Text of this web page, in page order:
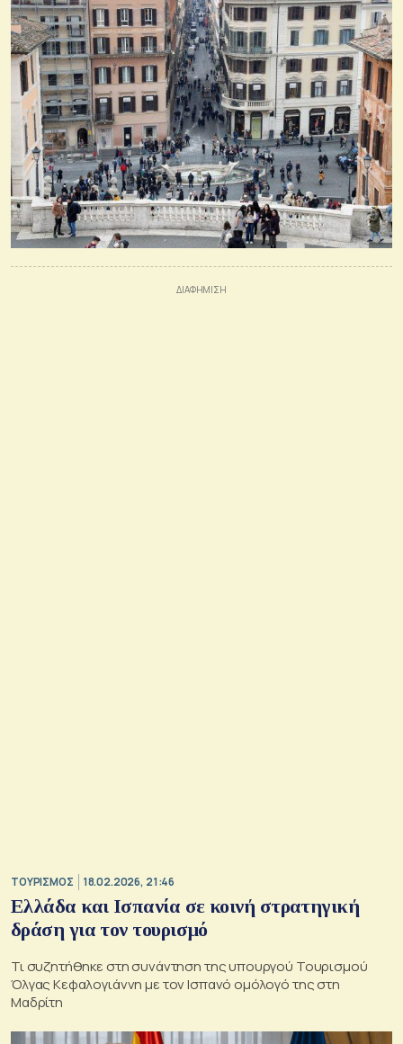
ΤΟΥΡΙΣΜΟΣ 18.02.2026, 21:46
Ελλάδα και Ισπανία σε κοινή στρατηγική
δράση για τον τουρισμό
Τι συζητήθηκε στη συνάντηση της υπουργού Τουρισμού
Όλγας Κεφαλογιάννη με τον Ισπανό ομόλογό της στη
Μαδρίτη